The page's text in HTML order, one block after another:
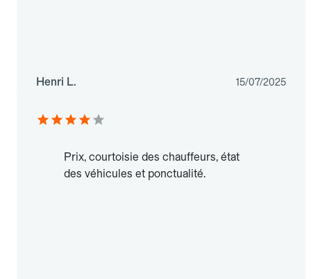
Henri L. 15/07/2025
Prix, courtoisie des chauffeurs, état
des véhicules et ponctualité.